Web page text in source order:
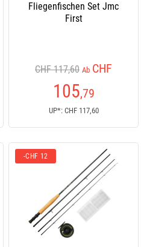
Fliegenfischen Set Jmc
First
CHF 117,60 Ab CHF
105,79
UP*: CHF 117,60
-CHF 12